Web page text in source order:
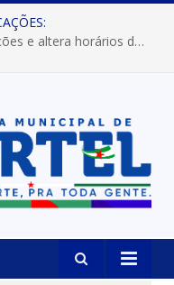
Prefeitura de Portel prorroga inscrições e altera horários dos concursos “Musa” e “Miss Mix Verão 2026”